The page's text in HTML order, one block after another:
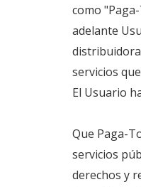
como
adelante
servicios
El Usuario
Que Paga-
servicios
derechos y